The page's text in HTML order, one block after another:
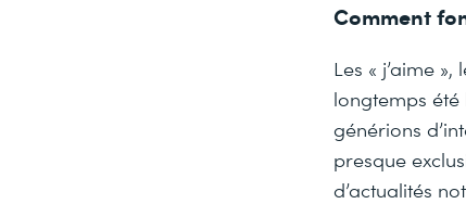
Comment
Les « j’aime
longtemps été
générions
presque
d’actualités